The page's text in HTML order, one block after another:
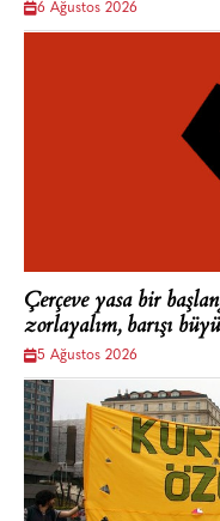
6 Ağustos 2026
Çerçeve yasa bir
zorlayalım, barışı
5 Ağustos 2026